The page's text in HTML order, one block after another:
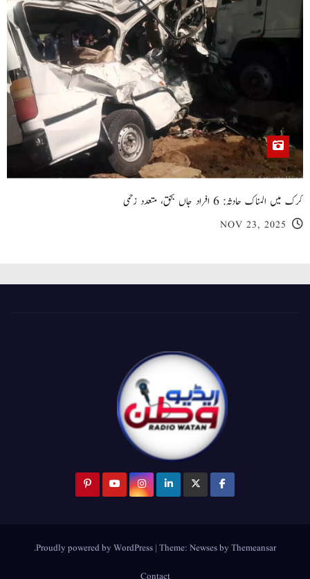
کرک میں المناک حادثہ: 6 افراد جاں بحق، متعدد زخمی
NOV 23, 2025
Proudly powered by WordPress |Theme:NewsesbyThemeansar
.
Contact